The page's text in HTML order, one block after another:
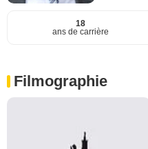
18
ans de carrière
Filmographie